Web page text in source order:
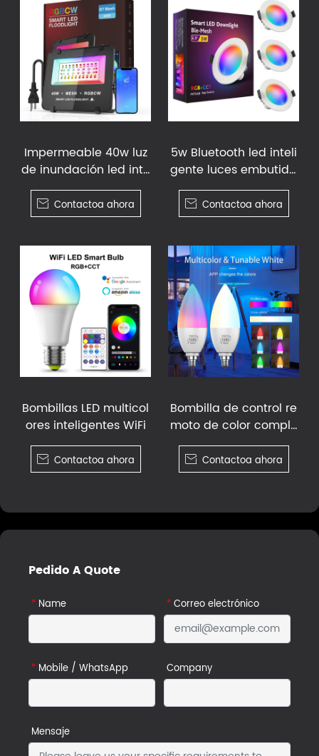
Impermeable 40w luz
de inundación led inte
ligente
 Contactoa ahora
5w Bluetooth led inteli
gente luces embutida
s
 Contactoa ahora
Bombillas LED multicol
ores inteligentes WiFi
 Contactoa ahora
Bombilla de control re
moto de color comple
to
 Contactoa ahora
Pedido A Quote
* Name *Correo electrónico
* Mobile / WhatsApp Company
Mensaje